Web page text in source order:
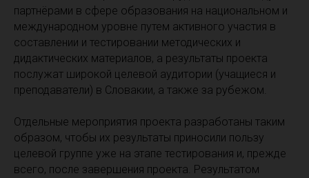
партнёрами в сфере образования на национальном и
международном уровне путем активного участия в
составлении и тестировании методических и
дидактических материалов, а результаты проекта
послужат широкой целевой аудитории (учащиеся и
преподаватели) в Словакии, а также за рубежом.
Отдельные мероприятия проекта разработаны таким
образом, чтобы их результаты приносили пользу
целевой группе уже на этапе тестирования и, прежде
всего, после завершения проекта. Результатом